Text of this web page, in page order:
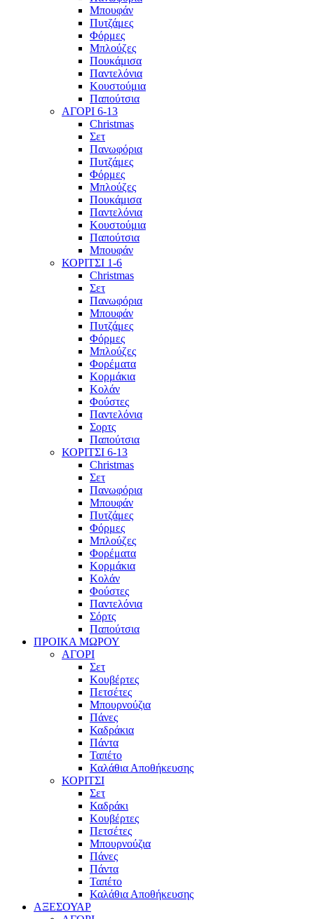
Μπουφάν
Πυτζάμες
Φόρμες
Μπλούζες
Πουκάμισα
Παντελόνια
Κουστούμια
Παπούτσια
ΑΓΟΡΙ 6-13
Christmas
Σετ
Πανωφόρια
Πυτζάμες
Φόρμες
Μπλούζες
Πουκάμισα
Παντελόνια
Κουστούμια
Παπούτσια
Μπουφάν
ΚΟΡΙΤΣΙ 1-6
Christmas
Σετ
Πανωφόρια
Μπουφάν
Πυτζάμες
Φόρμες
Μπλούζες
Φορέματα
Κορμάκια
Κολάν
Φούστες
Παντελόνια
Σορτς
Παπούτσια
ΚΟΡΙΤΣΙ 6-13
Christmas
Σετ
Πανωφόρια
Μπουφάν
Πυτζάμες
Φόρμες
Μπλούζες
Φορέματα
Κορμάκια
Κολάν
Φούστες
Παντελόνια
Σόρτς
Παπούτσια
ΠΡΟΙΚΑ ΜΩΡΟΥ
ΑΓΟΡΙ
Σετ
Κουβέρτες
Πετσέτες
Μπουρνούζια
Πάνες
Καδράκια
Πάντα
Ταπέτο
Καλάθια Αποθήκευσης
ΚΟΡΙΤΣΙ
Σετ
Καδράκι
Κουβέρτες
Πετσέτες
Μπουρνούζια
Πάνες
Πάντα
Ταπέτο
Καλάθια Αποθήκευσης
ΑΞΕΣΟΥΑΡ